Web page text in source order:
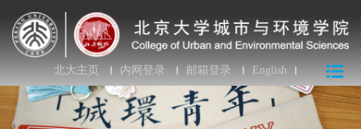
北大主页 内网登录 邮箱登录 English